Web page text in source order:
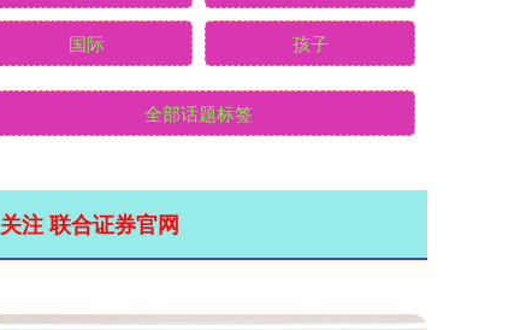
国际 孩子
全部话题标签
关注 联合证券官网